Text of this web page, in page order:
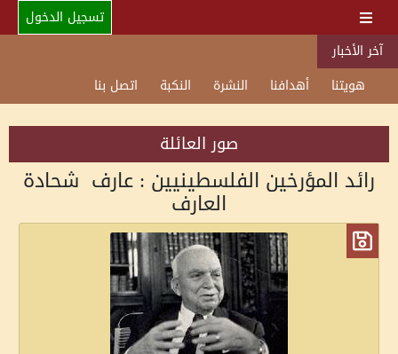
تسجيل الدخول
آخر الأخبار
هويتنا
أهدافنا النشرة النكبة اتصل بنا
صور العائلة
رائد المؤرخين الفلسطينيين : عارف شحادة
العارف